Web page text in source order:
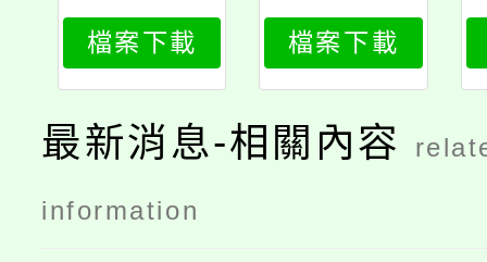
利益衝突迴
避法第14條
規定之身分
事前揭露及
事後公開作
業流程圖
檔案下載
衝突迴避法
第14條案例
問答
檔案下載
最新消息-相關內容
information